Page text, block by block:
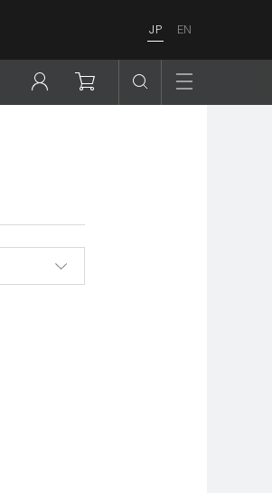
JP EN